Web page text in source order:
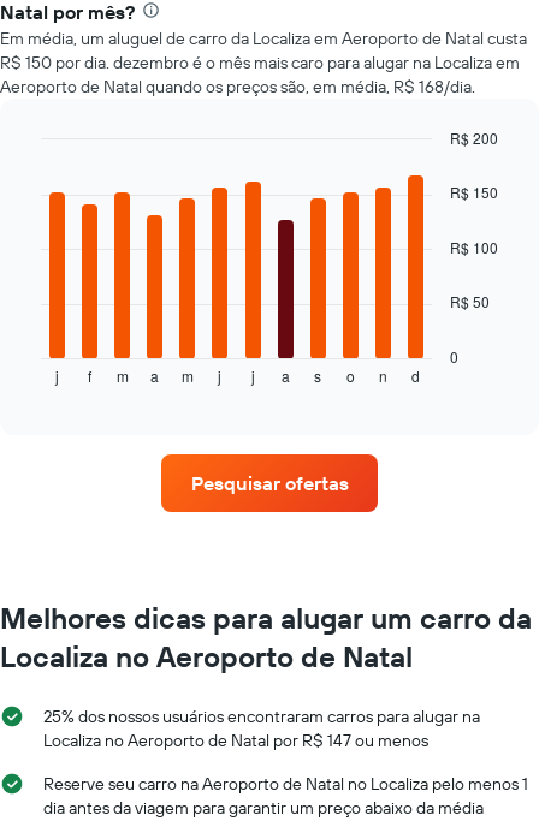
número
de
dias
antes
da
tem
de
carros
Natal por mês?
Em média, um aluguel de carro da Localiza em Aeroporto de Natal custa
R$ 150 por dia. dezembro é o mês mais caro para alugar na Localiza em
Aeroporto de Natal quando os preços são, em média, R$ 168/dia.
with
seguir
exibe
cada
mês
O
eixo
exibindo
os
j f m a m j j a s o n d
0
R$ 50
R$ 100
R$ 150
R$ 200
Pesquisar ofertas
Melhores dicas para alugar um carro da
Localiza no Aeroporto de Natal
25% dos nossos usuários encontraram carros para alugar na
Localiza no Aeroporto de Natal por R$ 147 ou menos
Reserve seu carro na Aeroporto de Natal no Localiza pelo menos 1
dia antes da viagem para garantir um preço abaixo da média